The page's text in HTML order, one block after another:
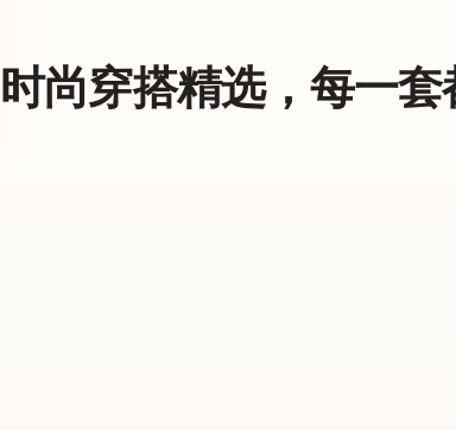
时尚穿搭精选，每一